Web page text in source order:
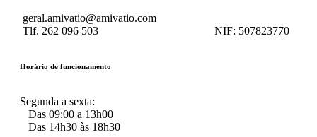
geral.amivatio@amivatio.com
Tlf. 262 096 503 NIF: 507823770
Horário de funcionamento
Segunda a sexta:
Das 09:00 a 13h00
Das 14h30 às 18h30